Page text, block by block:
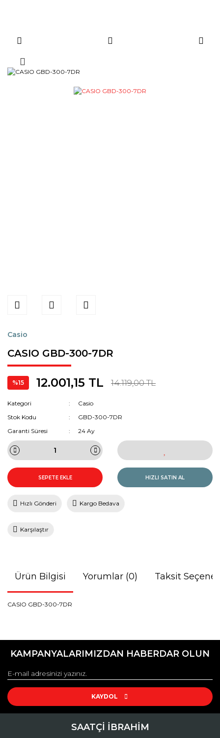
Casio
CASIO GBD-300-7DR
%15 12.001,15 TL 14.119,00 TL
Kategori
Casio
Stok Kodu
GBD-300-7DR
Garanti Süresi
24 Ay
SEPETE EKLE HIZLI SATIN AL
Hızlı Gönderi Kargo Bedava
Karşılaştır
Ürün Bilgisi Yorumlar (0) Taksit
CASIO GBD-300-7DR
konularda yetersiz gördüğünüz noktaları öneri formunu
Görüş ve önerileriniz için teşekkür ederiz.
Ürün resmi kalitesiz, bozuk veya görüntülenemiyor.
Ürün açıklamasında eksik bilgiler bulunuyor.
Ürün fiyatı diğer sitelerden daha pahalı.
KAMPANYALARIMIZDAN HABERDAR OLUN
KAYDOL
SAATÇİ İBRAHİM